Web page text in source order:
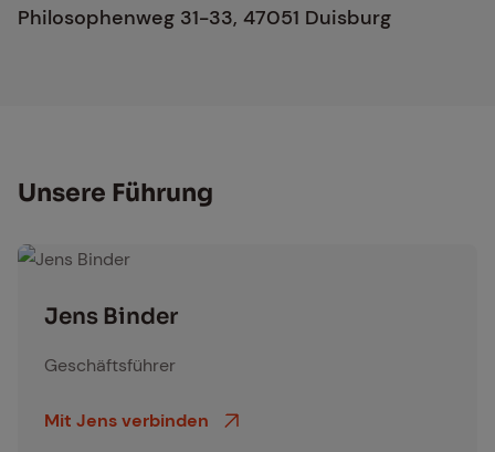
Philosophenweg 31-33, 47051 Duisburg
Un­se­re Füh­rung
Jens Bin­der
Geschäftsführer
Mit Jens verbinden